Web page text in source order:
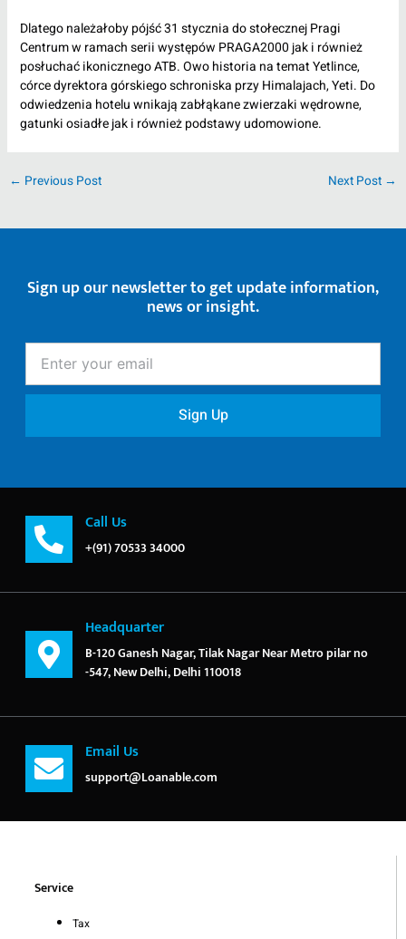
Dlatego należałoby pójść 31 stycznia do stołecznej Pragi
Centrum w ramach serii występów PRAGA2000 jak i również
posłuchać ikonicznego ATB. Owo historia na temat Yetlince,
córce dyrektora górskiego schroniska przy Himalajach, Yeti. Do
odwiedzenia hotelu wnikają zabłąkane zwierzaki wędrowne,
gatunki osiadłe jak i również podstawy udomowione.
← Previous Post Next Post →
Sign up our newsletter to get update information,
news or insight.
your
email
Sign Up
Call Us
+(91) 70533 34000
Headquarter
B-120 Ganesh Nagar, Tilak Nagar Near Metro pilar no
-547, New Delhi, Delhi 110018
Email Us
support@Loanable.com
Service
Tax